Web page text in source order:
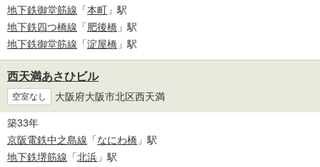
地下鉄御堂筋線 「本町 」駅
地下鉄四つ橋線 「肥後橋 」駅
地下鉄御堂筋線 「淀屋橋 」駅
西天満あさひビル
空室なし 大阪府大阪市北区西天満
築33年
京阪電鉄中之島線 「なにわ橋 」駅
地下鉄堺筋線 「北浜 」駅